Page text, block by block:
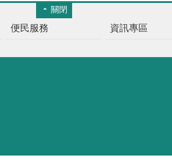
關閉
便民服務 資訊專區